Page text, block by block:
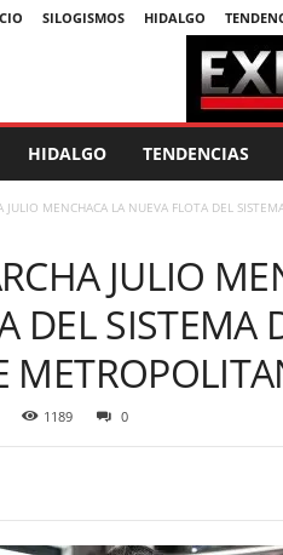
SILOGISMOS HIDALGO
HIDALGO TENDENCIAS
JULIO MENCHACA LA NUEVA FLOTA DEL
JULIO
DEL SISTEMA
1189 0